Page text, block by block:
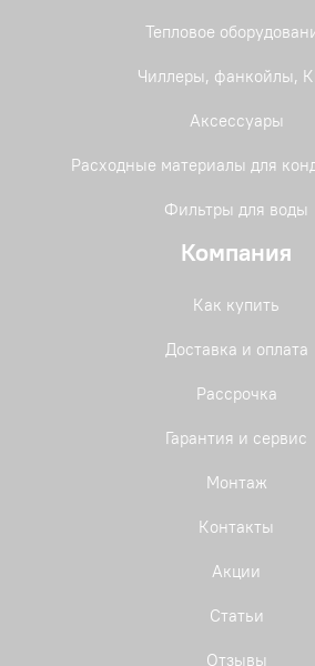
Тепловое
Чиллеры, фанкойлы,
Аксессуары
Расходные материалы для
Фильтры для воды
Компания
Как купить
Доставка и оплата
Рассрочка
Гарантия и сервис
Монтаж
Контакты
Акции
Статьи
Отзывы